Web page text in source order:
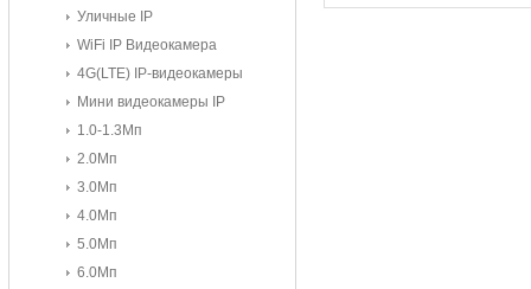
Уличные IP
WiFi IP Видеокамера
4G(LTE) IP-видеокамеры
Мини видеокамеры IP
1.0-1.3Мп
2.0Мп
3.0Мп
4.0Мп
5.0Мп
6.0Мп